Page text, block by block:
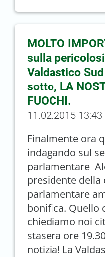
MOLTO
sulla
Valdastico
sotto, LA
FUOCHI.
11.02.2015 13:43
Finalmente ora
indagando sul
parlamentare
presidente
parlamentare
bonifica. Quello
chiediamo noi
stasera ore
notizia! La